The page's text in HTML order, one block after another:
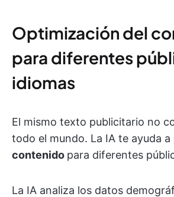
Optimización del
para diferentes
idiomas
El mismo texto publicitario no
todo el mundo. La IA te ayuda a
contenido para diferentes
La IA analiza los datos